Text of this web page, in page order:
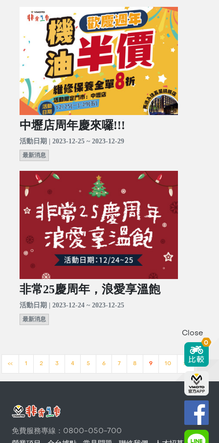
中壢店周年慶來囉!!!
活動日期 | 2023-12-25 ~ 2023-12-29
最新消息
非常25慶周年，浪愛享溫飽
活動日期 | 2023-12-24 ~ 2023-12-25
最新消息
<< 1 2 3 4 5 6 7 8 9 10 >>
免費服務專線：0800-050-700
Close
0